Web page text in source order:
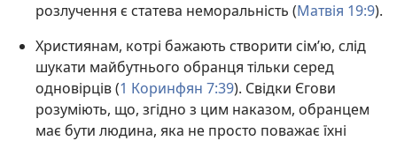
розлучення є статева неморальність (Матвія 19:9).
Християнам, котрі бажають створити сім’ю, слід
шукати майбутнього обранця тільки серед
одновірців (1 Коринфян 7:39). Свідки Єгови
розуміють, що, згідно з цим наказом, обранцем
має бути людина, яка не просто поважає їхні